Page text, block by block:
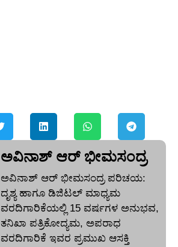
ಅವಿನಾಶ್‌ ಆರ್‌ ಭೀಮಸಂದ್ರ
ಅವಿನಾಶ್‌ ಆರ್‌ ಭೀಮಸಂದ್ರ ಪರಿಚಯ:
ದೃಶ್ಯ ಹಾಗೂ ಡಿಜಿಟಲ್ ಮಾಧ್ಯಮ
ವರದಿಗಾರಿಕೆಯಲ್ಲಿ 15 ವರ್ಷಗಳ ಅನುಭವ,
ತನಿಖಾ ಪತ್ರಿಕೋದ್ಯಮ, ಅಪರಾಧ
ವರದಿಗಾರಿಕೆ ಇವರ ಪ್ರಮುಖ ಆಸಕ್ತಿ